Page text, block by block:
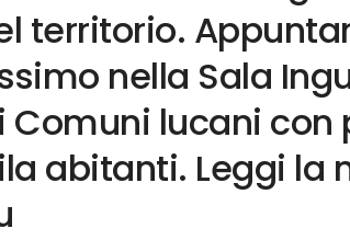
territorio.
nella Sala
lucani con
abitanti. Leggi la